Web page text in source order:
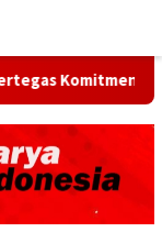
Kelestarian